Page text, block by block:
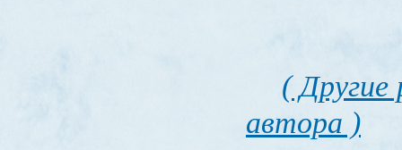
(
автора )